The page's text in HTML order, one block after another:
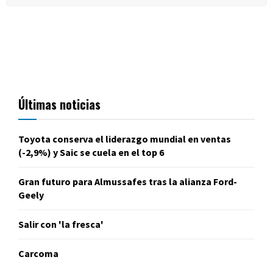
Últimas noticias
Toyota conserva el liderazgo mundial en ventas
(-2,9%) y Saic se cuela en el top 6
Gran futuro para Almussafes tras la alianza Ford-
Geely
Salir con 'la fresca'
Carcoma